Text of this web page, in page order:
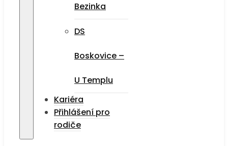
Bezinka
DS
Boskovice –
U Templu
Kariéra
Přihlášení pro
rodiče